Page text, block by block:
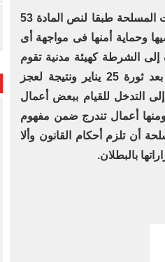
وتطرقت المحكمة فى حيثياتها إلى أن وظيفة القوات المسلحة طبقا لنص المادة 53
وحماية أمنها فى مواجهة أى
الشرطة كهيئة مدنية تقوم
على تنفيذ القوانين والأمن الداخلى، وأن الظروف بعد ثورة 25 يناير ونتيجة لعجز
التدخل للقيام ببعض أعمال
أعمال تندرج ضمن مفهوم
أن تلزم أحكام القانون وألا
بالبطلان.